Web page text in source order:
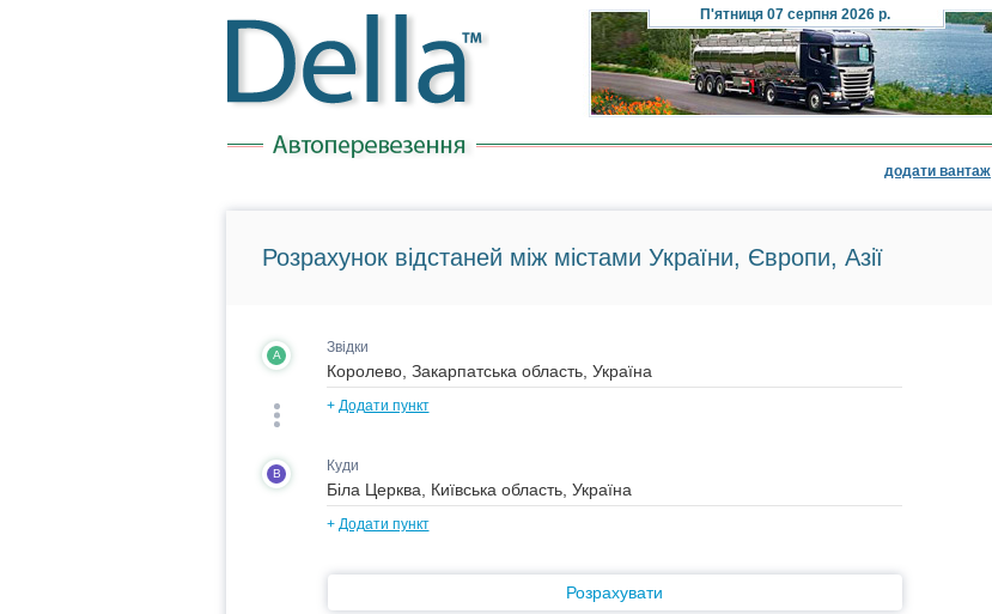
П'ятниця07 серпня 2026 р.
додати вантаж
Розрахунок відстаней між містами України, Європи, Азії
A Звідки
+ Додати пункт
B Куди
+ Додати пункт
Розрахувати